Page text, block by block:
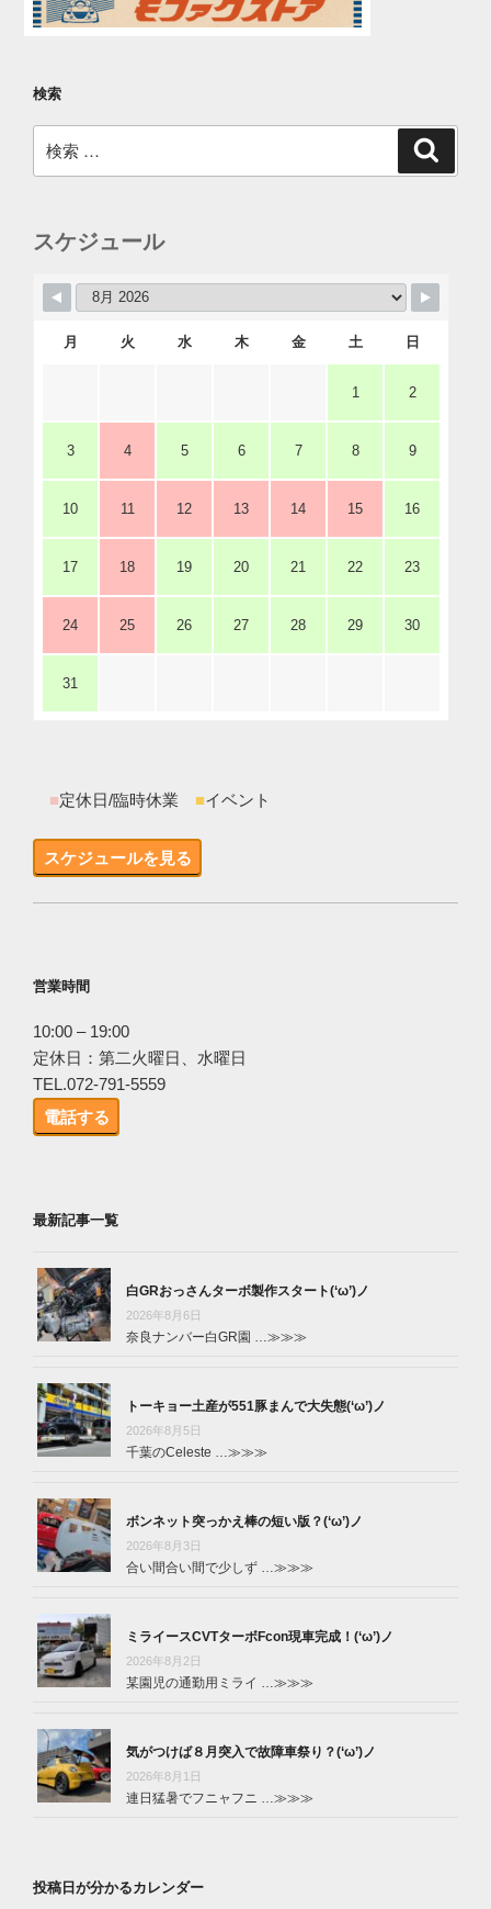
検索
索:
スケジュール
月 火 水 木 金 土 日
1 2
3 4 5 6 7 8 9
10 11 12 13 14 15 16
17 18 19 20 21 22 23
24 25 26 27 28 29 30
31
■定休日/臨時休業 ■イベント
スケジュールを見る
営業時間
10:00 – 19:00
定休日：第二火曜日、水曜日
TEL.072-791-5559
電話する
最新記事一覧
白GRおっさんターボ製作スタート(‘ω’)ノ
2026年8月6日
奈良ナンバー白GR園 …≫≫≫
トーキョー土産が551豚まんで大失態(‘ω’)ノ
2026年8月5日
千葉のCeleste …≫≫≫
ボンネット突っかえ棒の短い版？(‘ω’)ノ
2026年8月3日
合い間合い間で少しず …≫≫≫
ミライースCVTターボFcon現車完成！(‘ω’)ノ
2026年8月2日
某園児の通勤用ミライ …≫≫≫
気がつけば８月突入で故障車祭り？(‘ω’)ノ
2026年8月1日
連日猛暑でフニャフニ …≫≫≫
投稿日が分かるカレンダー